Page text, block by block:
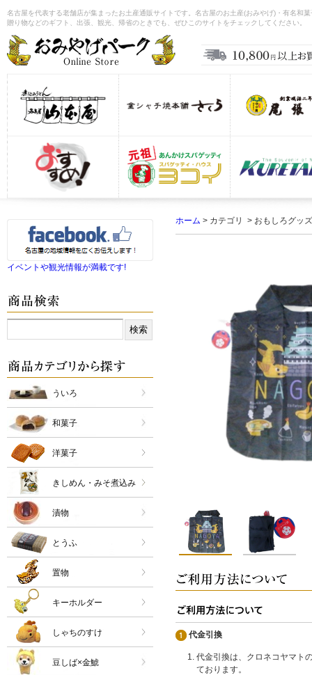
名古屋を代表する老舗店が集まったお土産通販サイトです。名古屋のお土産(おみやげ)・有名
贈り物などのギフト、出張、観光、帰省のときでも、ぜひこのサイトをチェックしてください。
ホーム > カテゴリ > おもしろグッズ
代金引換
代金引換は、クロネコヤマト
ております。
イベントや観光情報が満載です!
ういろ
和菓子
洋菓子
きしめん・みそ煮込み
漬物
とうふ
置物
キーホルダー
しゃちのすけ
豆しば×金鯱